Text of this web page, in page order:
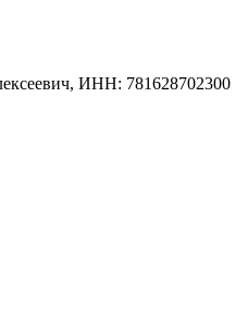
ИНН: 781628702300